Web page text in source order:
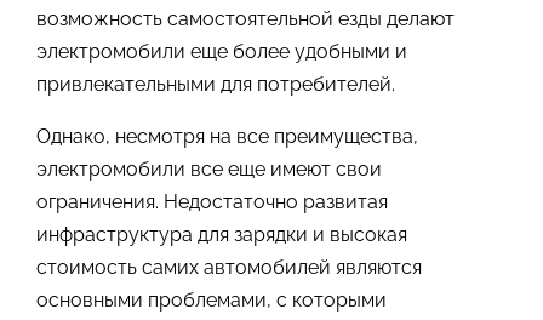
возможность самостоятельной езды делают
электромобили еще более удобными и
привлекательными для потребителей.
Однако, несмотря на все преимущества,
электромобили все еще имеют свои
ограничения. Недостаточно развитая
инфраструктура для зарядки и высокая
стоимость самих автомобилей являются
основными проблемами, с которыми